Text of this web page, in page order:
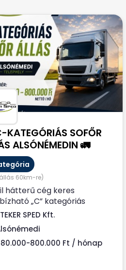
KATEGÓRIÁS SOFŐR
ALSÓNÉMEDIN 🚛
60km-re)
hátterű cég keres
„C” kategóriás
vezetőt hosszú
Alsónémedi...
SPED Kft.
800.000 Ft / hónap